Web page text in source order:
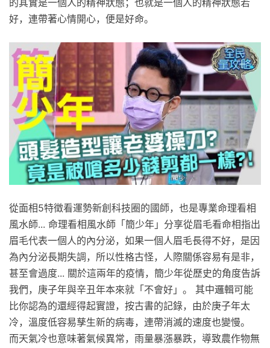
的其實是一個人的精神狀態；也就是一個人的精神狀態若
好，連帶著心情開心，便是好命。
從面相5特徵看運勢新創科技圈的國師，也是專業命理看相
風水師... 命理看相風水師「簡少年」分享從眉毛看命相指出
眉毛代表一個人的內分泌，如果一個人眉毛長得不好，是因
為內分泌長期失調，所以性格古怪，人際關係容易有是非，
甚至會過度... 關於這兩年的疫情，簡少年從歷史的角度告訴
我們，庚子年與辛丑年本來就「不會好」。 其中邏輯可能
比你認為的還經得起實證，按古書的記錄，由於庚子年太
冷，溫度低容易孳生新的病毒，連帶消滅的速度也變慢。
而天氣冷也意味著氣候異常，雨量暴漲暴跌，導致農作物無